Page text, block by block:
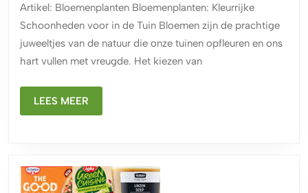
voor
in
uw
Artikel: Bloemenplanten Bloemenplanten: Kleurrijke
Schoonheden voor in de Tuin Bloemen zijn de prachtige
juweeltjes van de natuur die onze tuinen opfleuren en ons
hart vullen met vreugde. Het kiezen van
LEES MEER
MEER